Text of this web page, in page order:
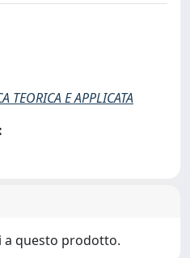
TEORICA E APPLICATA
a questo prodotto.